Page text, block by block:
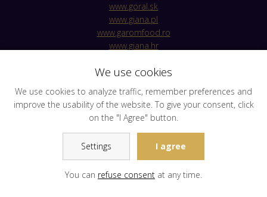
www.goral.sk
www.giana.pl
www.garomfood.ro
www.giana.hr
Márkák
www.cirio1856.com
www.denigris1889.com
www.myzwan.com
www.valfrutta.it
We use cookies
We use cookies to analyze traffic, remember preferences and
improve the usability of the website. To give your consent, click
on the "I Agree" button.
Settings I agree
You can refuse consent at any time.